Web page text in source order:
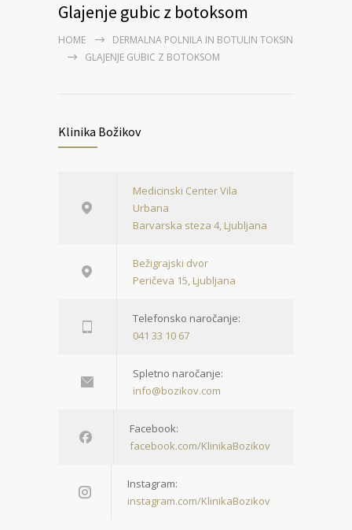
Glajenje gubic z botoksom
HOME
DERMALNA POLNILA IN BOTULIN TOKSIN
GLAJENJE GUBIC Z BOTOKSOM
Klinika Božikov
Medicinski Center Vila
Urbana
Barvarska steza 4, Ljubljana
Bežigrajski dvor
Peričeva 15, Ljubljana
Telefonsko naročanje:
041 33 10 67
Spletno naročanje:
info@bozikov.com
Facebook:
facebook.com/KlinikaBozikov
Instagram:
instagram.com/KlinikaBozikov